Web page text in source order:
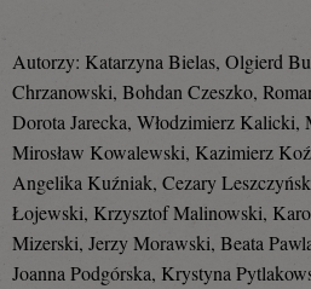
Autorzy: Katarzyna Bielas, Olgierd
Chrzanowski, Bohdan Czeszko,
Dorota Jarecka, Włodzimierz Kalicki,
Mirosław Kowalewski, Kazimierz
Angelika Kuźniak, Cezary
Łojewski, Krzysztof Malinowski,
Mizerski, Jerzy Morawski, Beata
Joanna Podgórska, Krystyna